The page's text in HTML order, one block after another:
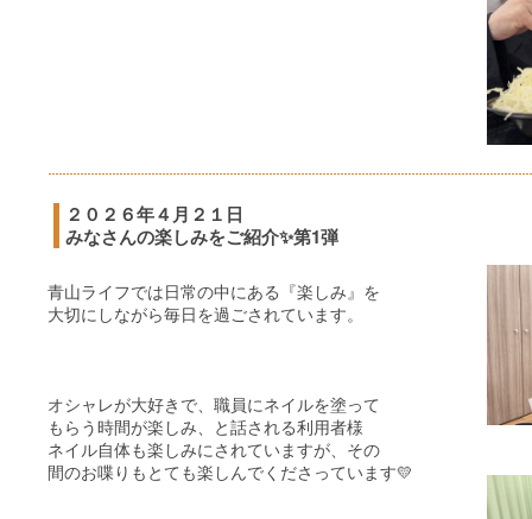
２０２６年４月２１日
みなさんの楽しみをご紹介✨第1弾
青山ライフでは日常の中にある『楽しみ』を
大切にしながら毎日を過ごされています。
オシャレが大好きで、職員にネイルを塗って
もらう時間が楽しみ、と話される利用者様
ネイル自体も楽しみにされていますが、その
間のお喋りもとても楽しんでくださっています💛